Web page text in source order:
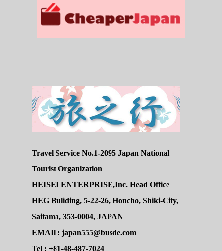
Travel Service No.1-2095 Japan National
Tourist Organization
HEISEI ENTERPRISE,Inc. Head Office
HEG Buliding, 5-22-26, Honcho, Shiki-City,
Saitama, 353-0004, JAPAN
EMAIl : japan555@busde.com
Tel : +81-48-487-7024